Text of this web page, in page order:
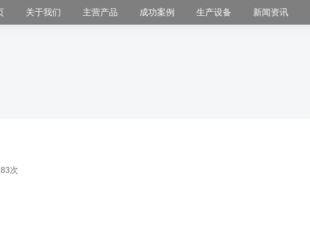
关于我们 主营产品 成功案例 生产设备 新闻资讯
次